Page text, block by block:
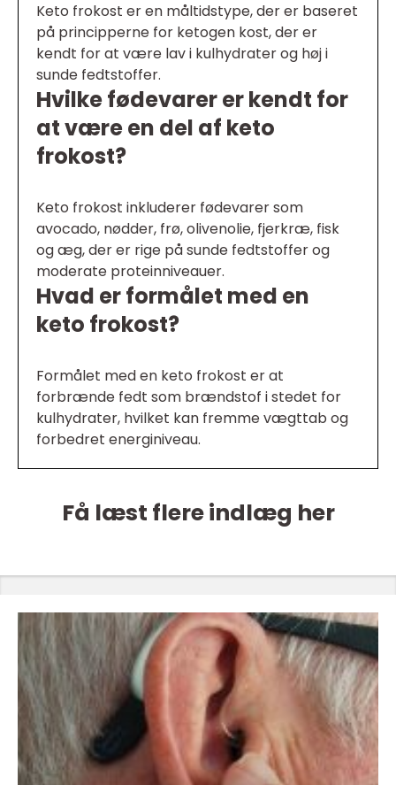
Keto frokost er en måltidstype, der er baseret
på principperne for ketogen kost, der er
kendt for at være lav i kulhydrater og høj i
sunde fedtstoffer.
Hvilke fødevarer er kendt for
at være en del af keto
frokost?
Keto frokost inkluderer fødevarer som
avocado, nødder, frø, olivenolie, fjerkræ, fisk
og æg, der er rige på sunde fedtstoffer og
moderate proteinniveauer.
Hvad er formålet med en
keto frokost?
Formålet med en keto frokost er at
forbrænde fedt som brændstof i stedet for
kulhydrater, hvilket kan fremme vægttab og
forbedret energiniveau.
Få læst flere indlæg her